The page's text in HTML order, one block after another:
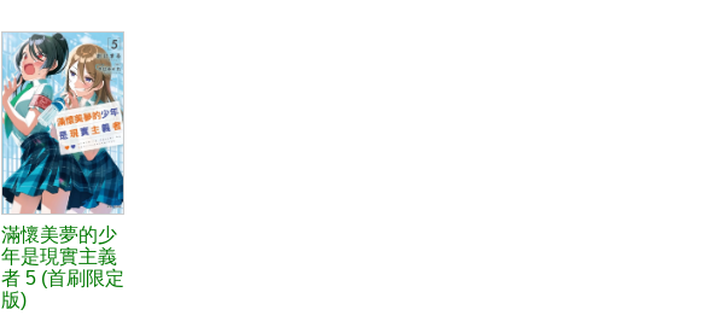
滿懷美夢的少
年是現實主義
者 5 (首刷限定
版)